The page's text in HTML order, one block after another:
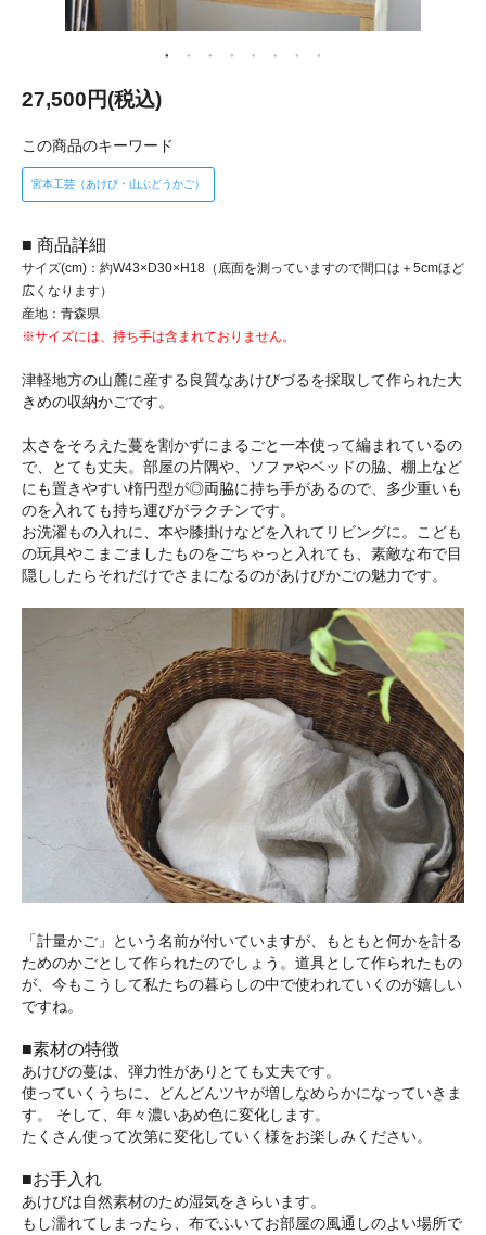
27,500円(税込)
この商品のキーワード
宮本工芸（あけび・山ぶどうかご）
■ 商品詳細
サイズ(cm)：約W43×D30×H18（底面を測っていますので間口は＋5cmほど
広くなります）
産地：青森県
※サイズには、持ち手は含まれておりません。
津軽地方の山麓に産する良質なあけびづるを採取して作られた大
きめの収納かごです。
太さをそろえた蔓を割かずにまるごと一本使って編まれているの
で、とても丈夫。部屋の片隅や、ソファやベッドの脇、棚上など
にも置きやすい楕円型が◎両脇に持ち手があるので、多少重いも
のを入れても持ち運びがラクチンです。
お洗濯もの入れに、本や膝掛けなどを入れてリビングに。こども
の玩具やこまごましたものをごちゃっと入れても、素敵な布で目
隠ししたらそれだけでさまになるのがあけびかごの魅力です。
「計量かご」という名前が付いていますが、もともと何かを計る
ためのかごとして作られたのでしょう。道具として作られたもの
が、今もこうして私たちの暮らしの中で使われていくのが嬉しい
ですね。
■素材の特徴
あけびの蔓は、弾力性がありとても丈夫です。
使っていくうちに、どんどんツヤが増しなめらかになっていきま
す。 そして、年々濃いあめ色に変化します。
たくさん使って次第に変化していく様をお楽しみください。
■お手入れ
あけびは自然素材のため湿気をきらいます。
もし濡れてしまったら、布でふいてお部屋の風通しのよい場所で